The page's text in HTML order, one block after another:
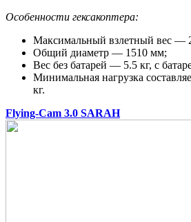
Особенности гексакоптера:
Максимальный взлетный вес —
Общий диаметр — 1510 мм;
Вес без батарей — 5.5 кг, с
Минимальная нагрузка
кг.
Flying-Cam 3.0 SARAH